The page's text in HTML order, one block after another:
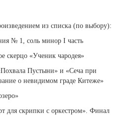
из списка (по выбору):
№ 1, соль минор I часть
скерцо «Ученик чародея»
Пустыни» и «Сеча при
о невидимом граде Китеже»
для скрипки с оркестром». Финал